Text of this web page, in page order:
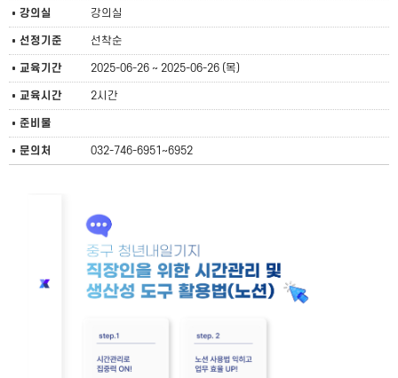
강의실 강의실
선정기준 선착순
교육기간 2025-06-26 ~ 2025-06-26 (목)
교육시간 2시간
준비물
문의처 032-746-6951~6952